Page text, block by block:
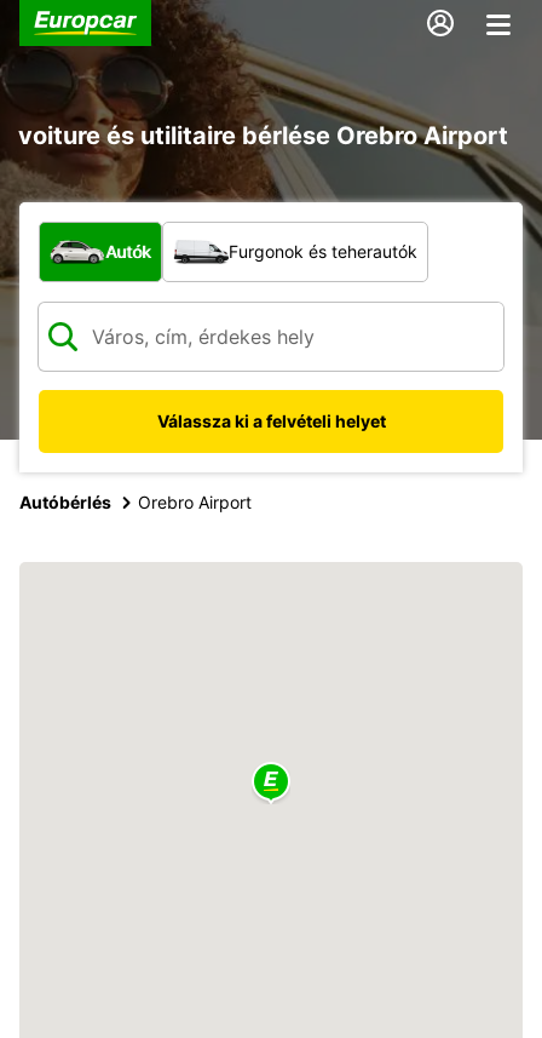
voiture és utilitaire bérlése Orebro Airport
Milyen típusú jármű?
Autók Furgonok és teherautók
Válassza ki a felvételi helyet
Autóbérlés Orebro Airport